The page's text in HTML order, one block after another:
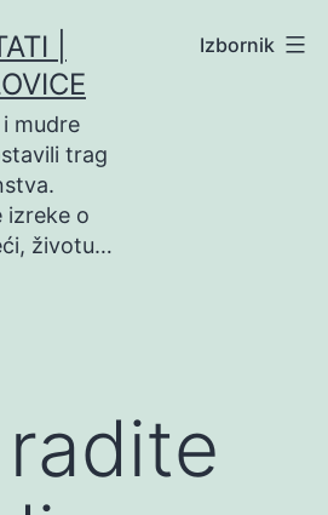
|
mudre
trag
izreke o
životu…
Izbornik